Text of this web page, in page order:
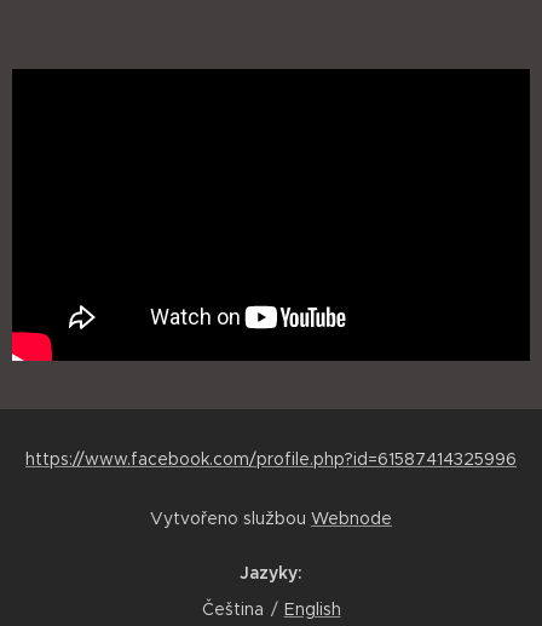
https://www.facebook.com/profile.php?id=61587414325996
Vytvořeno službou Webnode
Jazyky
Čeština
English